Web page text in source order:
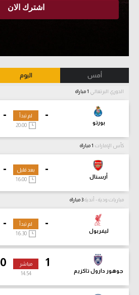
أمس اليوم
الدوري البرتغالي
-
بورتو
- لم تبدأ
كأس الإمارات
-
أرسنال
- بعد قليل
مباريات ودية - أندية
-
ليفربول
- لم تبدأ
1
جوهور دارول تاكزيم
0 مباشر
14:56